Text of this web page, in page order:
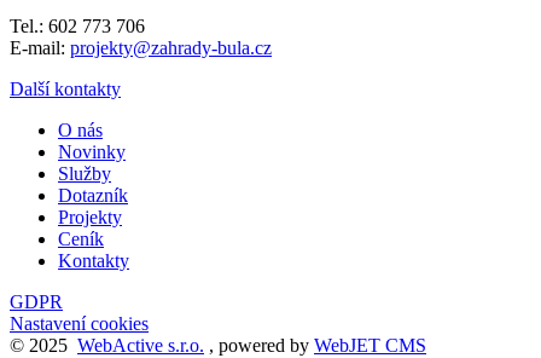
Tel.: 602 773 706
E-mail: projekty@zahrady-bula.cz
Další kontakty
O nás
Novinky
Služby
Dotazník
Projekty
Ceník
Kontakty
GDPR
Nastavení cookies
© 2025 WebActive s.r.o. , powered by WebJET CMS